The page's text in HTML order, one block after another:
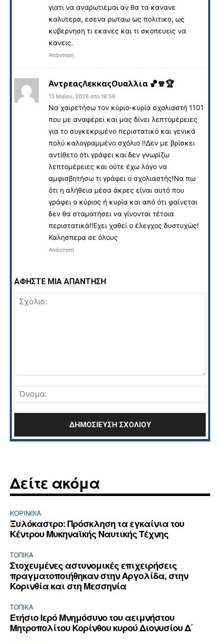
γιατι να αναρωτιεμαι αν θα τα κανανε
καλυτερα, εσενα ρωταω ως πολιτικο, ως
κυβερνηση τι εκανες και τι σκοπευεις να
κανεις.
Απάντηση
ΑντρεαςΛεκκαςΟυαλλια 🏀🧣🏆
13 Μαΐου, 2026 στο 16:56
Να χαιρετήσω τον κύριο-κυρία σχολιαστή 1101
που με αναφέρει και μας δίνει λεπτομέρειες
για το συγκεκριμένο περιστατικό και γενικά
πολύ καλογραμμένο σχόλιο !!Δεν με βρίσκει
αντίθετο ότι γράφει και δεν γνωρίζω
λεπτομέρειες και ούτε έχω λόγο να
αμφισβητήσω τι γράφει ο σχολιαστής!Να πω
ότι η αλήθεια μέσα άκρες είναι αυτό που
γράφει ο κύριος ή κυρία και από ότι φαίνεται
δεν θα σταματήσει να γίνονται τέτοια
περιστατικά!!Εχει χαθεί ο έλεγχος δυστυχώς!
Καλησπερα σε όλους
Απάντηση
ΑΦΗΣΤΕ ΜΙΑ ΑΠΑΝΤΗΣΗ
Δείτε ακόμα
ΚΟΡΙΝΘΊΑ
Ξυλόκαστρο: Πρόσκληση τα εγκαίνια του
Κέντρου Μυκηναϊκής Ναυτικής Τέχνης
ΤΟΠΙΚΑ
Στοχευμένες αστυνομικές επιχειρήσεις
πραγματοποιήθηκαν στην Αργολίδα, στην
Κορινθία και στη Μεσσηνία
ΤΟΠΙΚΑ
Ετήσιο Ιερό Μνημόσυνο του αειμνήστου
Μητροπολίτου Κορίνθου κυρού Διονυσίου Δ΄